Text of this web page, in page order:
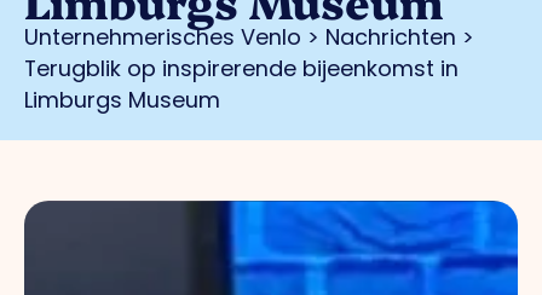
Unternehmerisches Venlo > Nachrichten >
Terugblik op inspirerende bijeenkomst in
Limburgs Museum